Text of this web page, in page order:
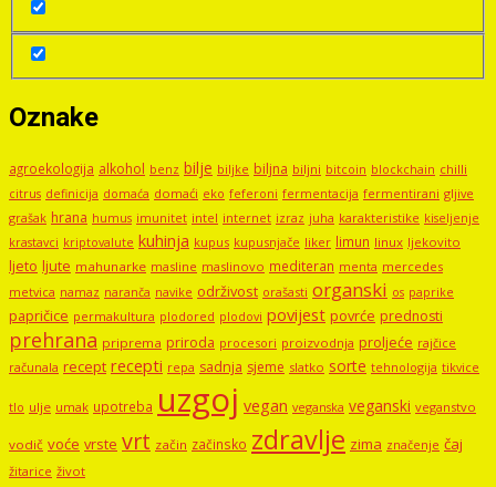
Oznake
agroekologija alkohol benz bilje biljke biljna biljni bitcoin blockchain chilli
citrus definicija domaća domaći eko feferoni fermentacija fermentirani gljive
grašak hrana humus imunitet intel internet izraz juha karakteristike kiseljenje
krastavci kriptovalute kuhinja kupus kupusnjače liker limun linux ljekovito
ljeto ljute mahunarke masline maslinovo mediteran menta mercedes
metvica namaz naranča navike održivost orašasti organski os paprike
papričice permakultura plodored plodovi povijest povrće prednosti
prehrana priprema priroda procesori proizvodnja proljeće rajčice
računala recept recepti repa sadnja sjeme slatko sorte tehnologija tikvice
tlo ulje umak upotreba uzgoj vegan veganska veganski veganstvo
vodič voće vrste vrt začin začinsko zdravlje zima značenje čaj
žitarice život